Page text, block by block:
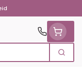
Zoek